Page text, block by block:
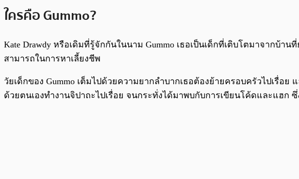
ใครคือ Gummo?
Kate Drawdy หรือเดิมที่รู้จักกันในนาม Gummo เธอเป็นเด็กที่เติบโตมาจาก
สามารถในการหาเลี้ยงชีพ
วัยเด็กของ Gummo เต็มไปด้วยความยากลำบากเธอต้องย้ายครอบครัวไปเรื่อ
ด้วยตนเองทำงานจิปาถะไปเรื่อย จนกระทั่งได้มาพบกับการเขียนโค้ดและแฮก